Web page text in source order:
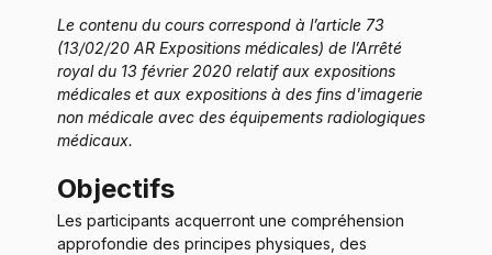
Le contenu du cours correspond à l’article 73
(13/02/20 AR Expositions médicales) de l’Arrêté
royal du 13 février 2020 relatif aux expositions
médicales et aux expositions à des fins d'imagerie
non médicale avec des équipements radiologiques
médicaux.
Objectifs
Les participants acquerront une compréhension
approfondie des principes physiques, des